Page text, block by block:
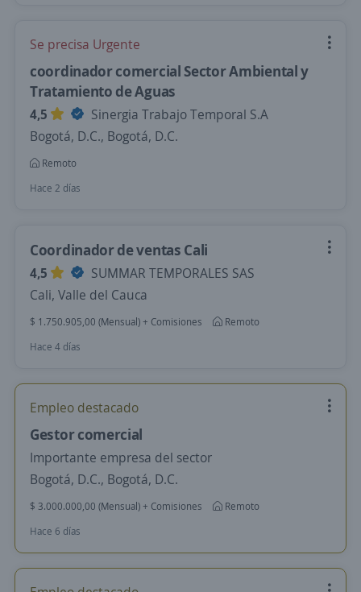
Se precisa Urgente
coordinador comercial Sector Ambiental y
Tratamiento de Aguas
4,5
Sinergia Trabajo Temporal S.A
Bogotá, D.C., Bogotá, D.C.
Remoto
Hace 2 días
Coordinador de ventas Cali
4,5
SUMMAR TEMPORALES SAS
Cali, Valle del Cauca
$ 1.750.905,00 (Mensual) + Comisiones
Remoto
Hace 4 días
Empleo destacado
Gestor comercial
Importante empresa del sector
Bogotá, D.C., Bogotá, D.C.
$ 3.000.000,00 (Mensual) + Comisiones
Remoto
Hace 6 días